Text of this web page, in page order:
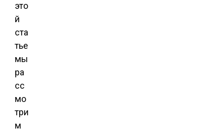
это
й
ста
тье
мы
ра
сс
мо
три
м